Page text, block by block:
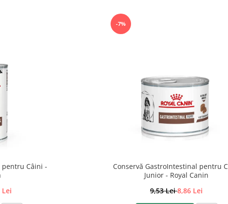
pentru Câini -
Lei
-7%
Conservă GastroIntestinal pentru
Junior - Royal Canin
9,53 Lei8,86 Lei